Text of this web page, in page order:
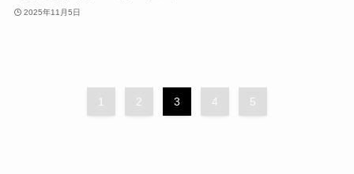
2025年11月5日
1 2 3 4 5